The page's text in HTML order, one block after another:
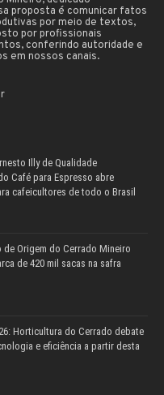
proposta é comunicar fatos
por meio de textos,
por profissionais
conferindo autoridade e
em nossos canais.
Illy de Qualidade
Café para Espresso abre
cafeicultores de todo o Brasil
de Origem do Cerrado Mineiro
de 420 mil sacas na safra
Horticultura do Cerrado debate
e eficiência a partir desta